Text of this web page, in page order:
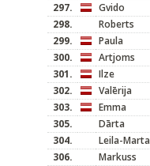
297.
Gvido
298.
Roberts
299.
Paula
300.
Artjoms
301.
Ilze
302.
Valērija
303.
Emma
305.
Dārta
304.
Leila-Marta
306.
Markuss